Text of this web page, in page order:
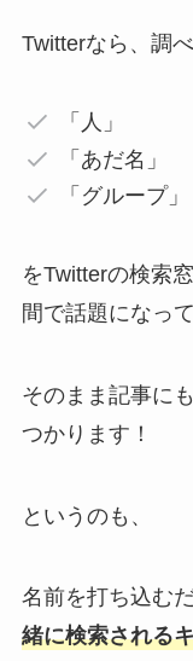
Twitterなら、調
「人」
「あだ名」
「グループ」
をTwitterの検索
間で話題になっ
そのまま記事に
つかります！
というのも、
名前を打ち込む
緒に検索される